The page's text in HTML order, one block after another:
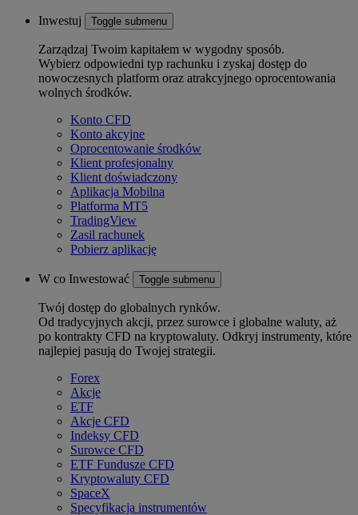
Inwestuj Toggle submenu
Zarządzaj Twoim kapitałem w wygodny sposób.
Wybierz odpowiedni typ rachunku i zyskaj dostęp do
nowoczesnych platform oraz atrakcyjnego oprocentowania
wolnych środków.
Konto CFD
Konto akcyjne
Oprocentowanie środków
Klient profesjonalny
Klient doświadczony
Aplikacja Mobilna
Platforma MT5
TradingView
Zasil rachunek
Pobierz aplikację
W co Inwestować Toggle submenu
Twój dostęp do globalnych rynków.
Od tradycyjnych akcji, przez surowce i globalne waluty, aż
po kontrakty CFD na kryptowaluty. Odkryj instrumenty, które
najlepiej pasują do Twojej strategii.
Forex
Akcje
ETF
Akcje CFD
Indeksy CFD
Surowce CFD
ETF Fundusze CFD
Kryptowaluty CFD
SpaceX
Specyfikacja instrumentów